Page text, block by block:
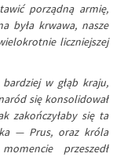
porządną armię,
była krwawa, nasze
liczniejszej
w głąb kraju,
się konsolidował
zakończyłaby się ta
— Prus, oraz króla
przeszedł